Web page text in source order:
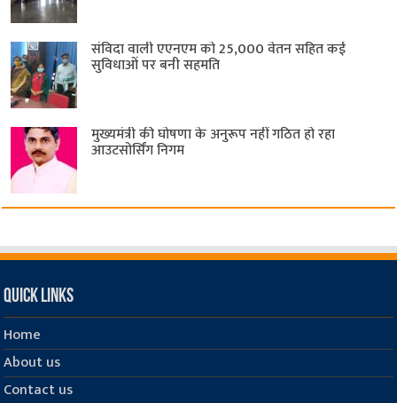
संविदा वाली एएनएम को 25,000 वेतन सहित कई
सुविधाओं पर बनी सहमति
मुख्यमंत्री की घोषणा के अनुरूप नहीं गठित हो रहा
आउटसोर्सिंग निगम
Quick Links
Home
About us
Contact us